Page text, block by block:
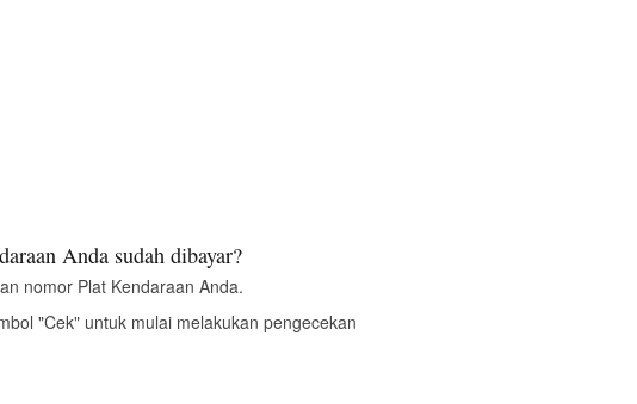
Anda sudah dibayar?
nomor Plat Kendaraan Anda.
"Cek" untuk mulai melakukan pengecekan